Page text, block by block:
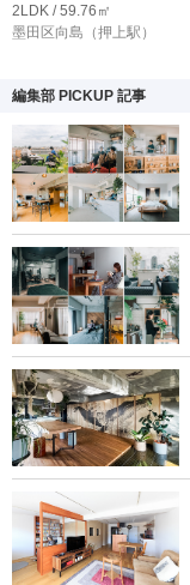
2LDK / 59.76㎡
墨田区向島 （押上駅）
編集部 PICKUP 記事